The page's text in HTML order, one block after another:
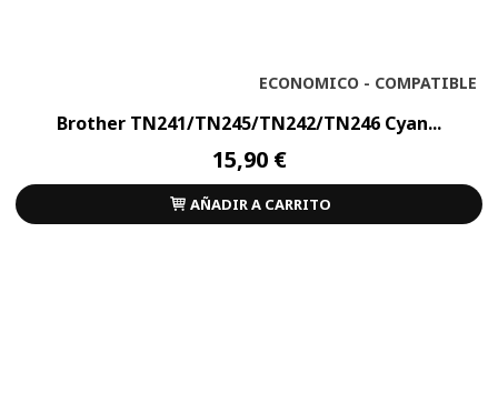
ECONOMICO - COMPATIBLE
Brother TN241/TN245/TN242/TN246 Cyan...
15,90 €
AÑADIR A CARRITO